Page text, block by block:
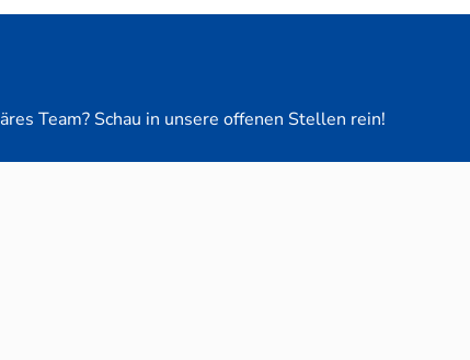
Team? Schau in unsere offenen Stellen rein!